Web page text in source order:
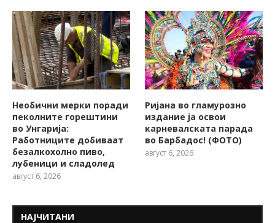
Необични мерки поради
пеколните горештини
во Унгарија:
Работниците добиваат
безалкохолно пиво,
лубеници и сладолед
август 6, 2026
Ријана во гламурозно
издание ја освои
карневалската парада
во Барбадос! (ФОТО)
август 6, 2026
НАЈЧИТАНИ